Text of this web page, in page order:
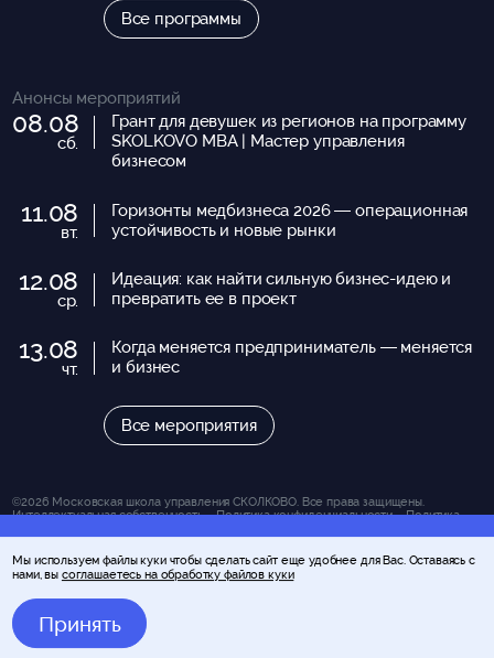
Мероприятие завершено
Все программы
Анонсы мероприятий
08.08
сб.
Грант для девушек из регионов на программу
SKOLKOVO MBA | Мастер управления
бизнесом
11.08
вт.
Горизонты медбизнеса 2026 — операционная
устойчивость и новые рынки
12.08
ср.
Идеация: как найти сильную бизнес-идею и
превратить ее в проект
13.08
чт.
Когда меняется предприниматель — меняется
и бизнес
Все мероприятия
©2026 Московская школа управления СКОЛКОВО. Все права защищены.
Интеллектуальная собственность.
Политика конфиденциальности.
Политика
Вся представленная на сайте информация носит исключительно информационно-
справочный характер и ни при каких условиях не является публичной офертой,
определяемой положениями статьи 437 Гражданского кодекса Российской
Федерации (за исключением случаев, прямо указанных на сайте). За получением
подробной информации об условиях обучения и оказания иных услуг Вы можете
обратиться к консультантам Школы управления СКОЛКОВО.
Мы используем файлы куки чтобы сделать сайт еще удобнее для Вас. Оставаясь с
нами, вы соглашаетесь на обработку файлов куки
Принять